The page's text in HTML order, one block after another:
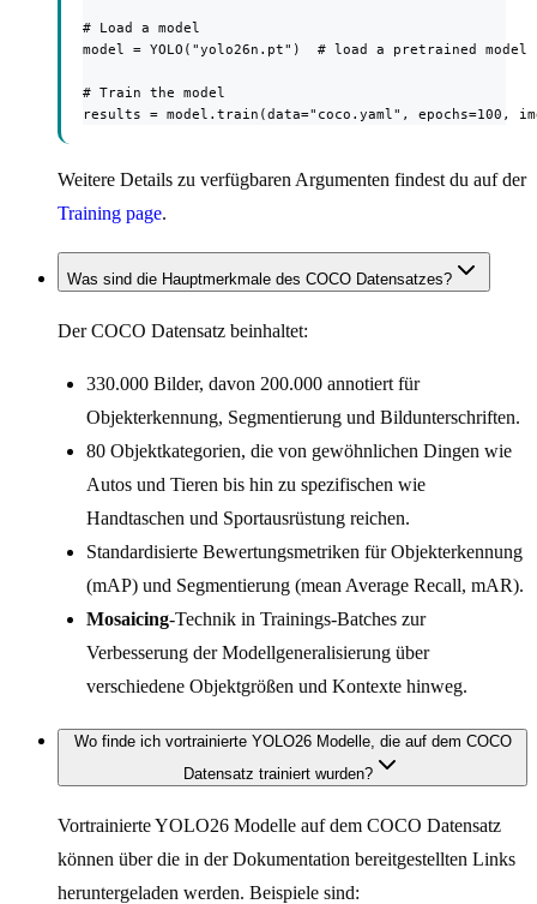
# Load a model
model = YOLO("yolo26n.pt")  # load a pretrained
# Train the model
results = model.train(data="coco.yaml", epochs=100,
Weitere Details zu verfügbaren Argumenten findest du auf der
Training page.
Was sind die Hauptmerkmale des COCO Datensatzes?
Der COCO Datensatz beinhaltet:
330.000 Bilder, davon 200.000 annotiert für
Objekterkennung, Segmentierung und Bildunterschriften.
80 Objektkategorien, die von gewöhnlichen Dingen wie
Autos und Tieren bis hin zu spezifischen wie
Handtaschen und Sportausrüstung reichen.
Standardisierte Bewertungsmetriken für Objekterkennung
(mAP) und Segmentierung (mean Average Recall, mAR).
Mosaicing-Technik in Trainings-Batches zur
Verbesserung der Modellgeneralisierung über
verschiedene Objektgrößen und Kontexte hinweg.
Wo finde ich vortrainierte YOLO26 Modelle, die auf dem COCO
Datensatz trainiert wurden?
Vortrainierte YOLO26 Modelle auf dem COCO Datensatz
können über die in der Dokumentation bereitgestellten Links
heruntergeladen werden. Beispiele sind: